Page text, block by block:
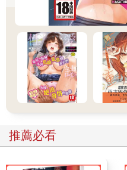
推薦必看